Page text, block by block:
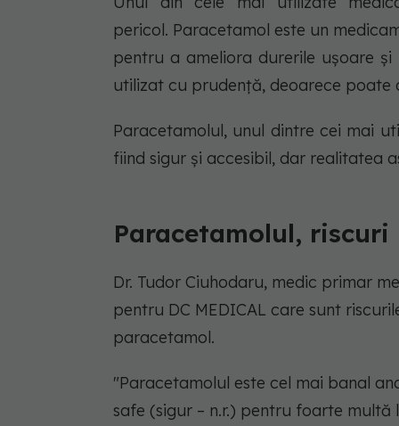
pericol. Paracetamol este un
pentru a ameliora durerile ușoare
utilizat cu prudență, deoarece
Paracetamolul, unul dintre cei mai
fiind sigur și accesibil, dar realitatea
Paracetamolul, riscuri
Dr. Tudor Ciuhodaru, medic primar
pentru DC MEDICAL care sunt
paracetamol.
"Paracetamolul este cel mai banal
safe (sigur – n.r.) pentru foarte